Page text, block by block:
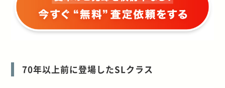
70年以上前に登場したSLクラス